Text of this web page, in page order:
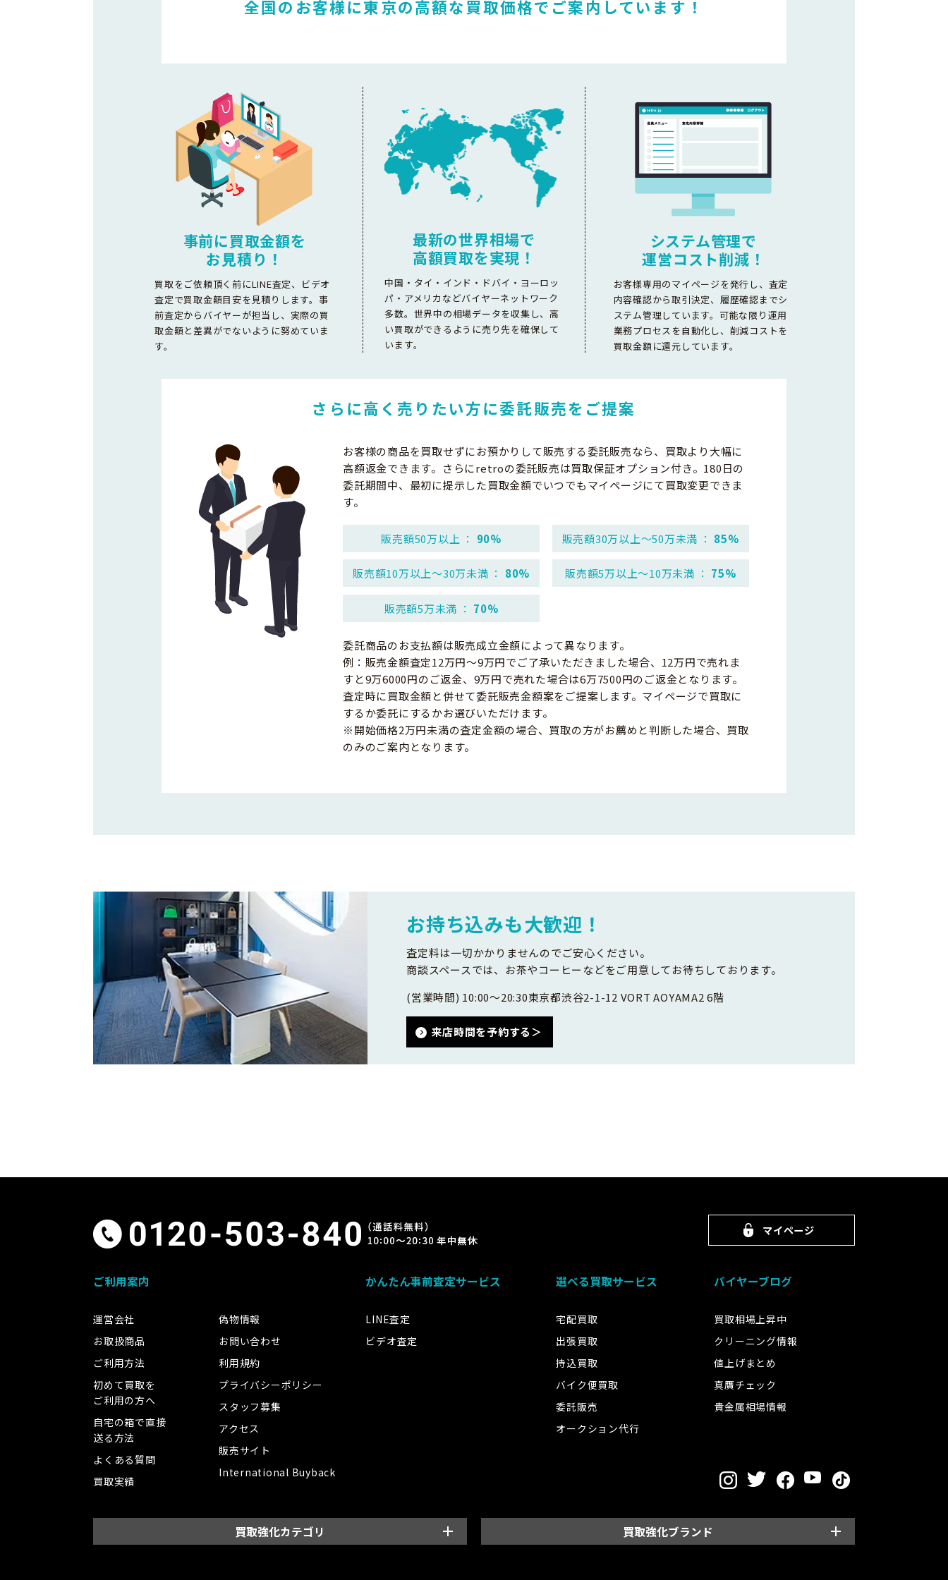
全国のお客様に東京の高額な買取価格でご案内しています！
事前に買取金額を
お見積り！
買取をご依頼頂く前にLINE査定、ビデオ
査定で買取金額目安を見積りします。事
前査定からバイヤーが担当し、実際の買
取金額と差異がでないように努めていま
す。
最新の世界相場で
高額買取を実現！
中国・タイ・インド・ドバイ・ヨーロッ
パ・アメリカなどバイヤーネットワーク
多数。世界中の相場データを収集し、高
い買取ができるように売り先を確保して
います。
システム管理で
運営コスト削減！
お客様専用のマイページを発行し、査定
内容確認から取引決定、履歴確認までシ
ステム管理しています。可能な限り運用
業務プロセスを自動化し、削減コストを
買取金額に還元しています。
さらに高く売りたい方に委託販売をご提案
お客様の商品を買取せずにお預かりして販売する委託販売なら、買取より大幅に
高額返金できます。さらにretroの委託販売は買取保証オプション付き。180日の
委託期間中、最初に提示した買取金額でいつでもマイページにて買取変更できま
す。
販売額50万以上 ： 90% 販売額30万以上～50万未満 ： 85%
販売額10万以上～30万未満 ： 80% 販売額5万以上～10万未満 ： 75%
販売額5万未満 ： 70%
委託商品のお支払額は販売成立金額によって異なります。
例：販売金額査定12万円～9万円でご了承いただきました場合、12万円で売れま
すと9万6000円のご返金、9万円で売れた場合は6万7500円のご返金となります。
査定時に買取金額と併せて委託販売金額案をご提案します。マイページで買取に
するか委託にするかお選びいただけます。
※開始価格2万円未満の査定金額の場合、買取の方がお薦めと判断した場合、買取
のみのご案内となります。
お持ち込みも大歓迎！
査定料は一切かかりませんのでご安心ください。
商談スペースでは、お茶やコーヒーなどをご用意してお待ちしております。
(営業時間) 10:00～20:30東京都渋谷2-1-12 VORT AOYAMA2 6階
来店時間を予約する＞
マイページ
ご利用案内
運営会社
お取扱商品
ご利用方法
初めて買取を
ご利用の方へ
自宅の箱で直接
送る方法
よくある質問
買取実績
偽物情報
お問い合わせ
利用規約
プライバシーポリシー
スタッフ募集
アクセス
販売サイト
International Buyback
かんたん事前査定サービス
LINE査定
ビデオ査定
選べる買取サービス
宅配買取
出張買取
持込買取
バイク便買取
委託販売
オークション代行
バイヤーブログ
買取相場上昇中
クリーニング情報
値上げまとめ
真贋チェック
貴金属相場情報
買取強化カテゴリ 買取強化ブランド